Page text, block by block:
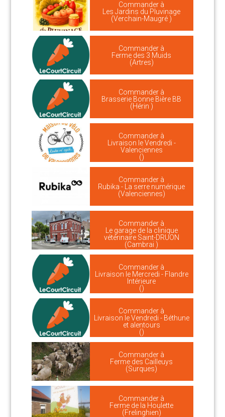
Commander à
Les Jardins du Pluvinage
(Verchain-Maugré )
Commander à
Ferme des 3 Muids
(Artres)
Commander à
Brasserie Bonne Bière BB
(Hérin )
Commander à
Livraison le Vendredi -
Valenciennes
()
Commander à
Rubika - La serre numérique
(Valenciennes)
Commander à
Le garage de la clinique
vétérinaire Saint-DRUON
(Cambrai )
Commander à
Livraison le Mercredi - Flandre
Intérieure
()
Commander à
Livraison le Vendredi - Béthune
et alentours
()
Commander à
Ferme des Cailleuys
(Surques)
Commander à
Ferme de la Houlette
(Frelinghien)